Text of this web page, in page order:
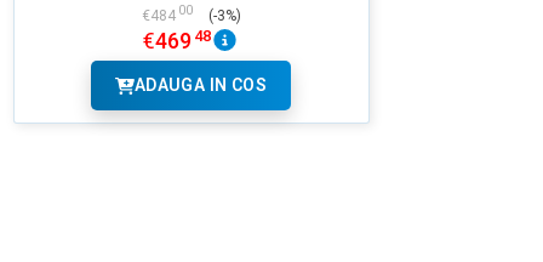
€484 00 (-3%)
€469 48
ADAUGA IN COS